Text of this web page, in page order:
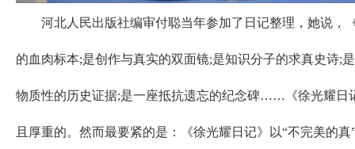
河北人民出版社编审付聪当年参加了日记整理，她说，
的血肉标本;是创作与真实的双面镜;是知识分子的求真史诗;
物质性的历史证据;是一座抵抗遗忘的纪念碑……《徐光耀日
且厚重的。然而最要紧的是：《徐光耀日记》以“不完美的真